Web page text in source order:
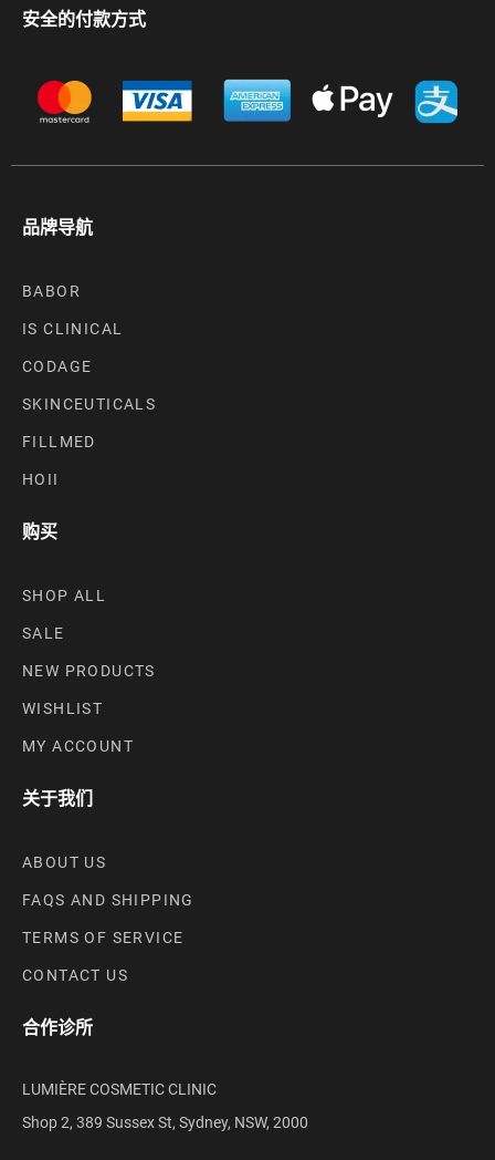
安全的付款方式
品牌导航
BABOR
IS CLINICAL
CODAGE
SKINCEUTICALS
FILLMED
HOII
购买
SHOP ALL
SALE
NEW PRODUCTS
WISHLIST
MY ACCOUNT
关于我们
ABOUT US
FAQS AND SHIPPING
TERMS OF SERVICE
CONTACT US
合作诊所
LUMIÈRE COSMETIC CLINIC
Shop 2, 389 Sussex St, Sydney, NSW, 2000